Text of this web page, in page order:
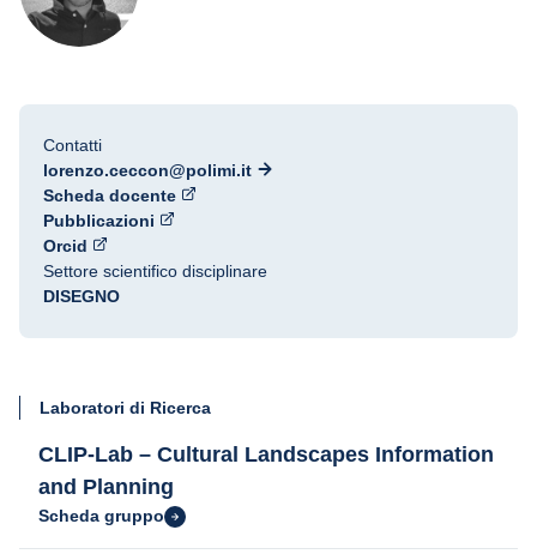
Contatti
lorenzo.ceccon@polimi.it
Scheda docente
Pubblicazioni
Orcid
Settore scientifico disciplinare
DISEGNO
Laboratori di Ricerca
CLIP-Lab – Cultural Landscapes Information
and Planning
Scheda gruppo